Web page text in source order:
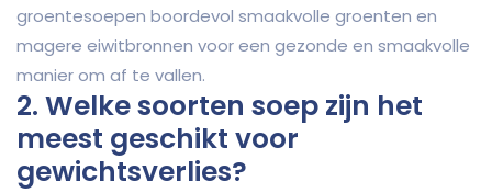
groentesoepen boordevol smaakvolle groenten en
magere eiwitbronnen voor een gezonde en smaakvolle
manier om af te vallen.
2. Welke soorten soep zijn het
meest geschikt voor
gewichtsverlies?